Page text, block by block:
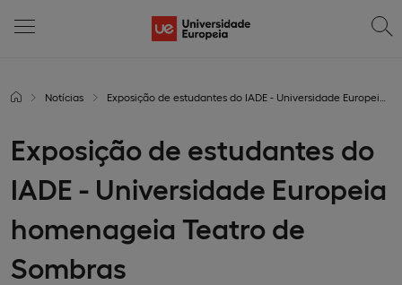
Notícias Exposição de estudantes do IADE - Universidade Europeia homenageia Teatro de Sombras
Exposição de estudantes do
IADE - Universidade Europeia
homenageia Teatro de
Sombras